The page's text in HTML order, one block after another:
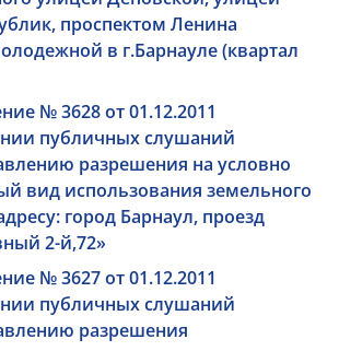
проспектом Ленина
в г.Барнауле (квартал
№ 3628 от 01.12.2011
публичных слушаний
разрешения на условно
вид использования земельного
город Барнаул, проезд
2-й,72»
№ 3627 от 01.12.2011
публичных слушаний
разрешения